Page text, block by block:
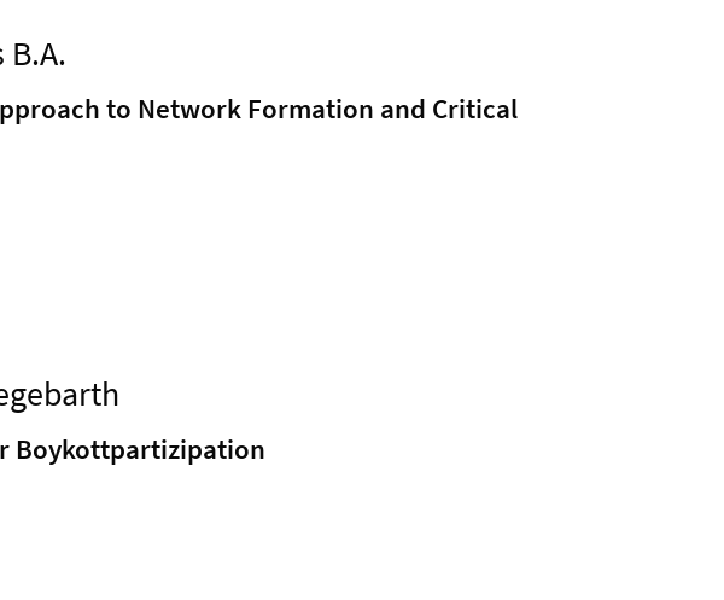
to Network Formation and Critical
Boykottpartizipation